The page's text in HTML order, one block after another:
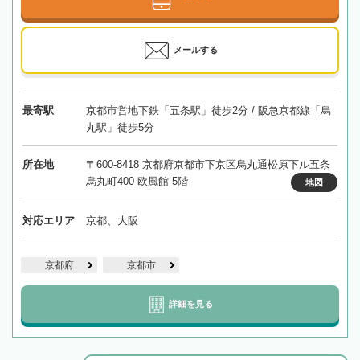
メールする
最寄駅
京都市営地下鉄「五条駅」徒歩2分 / 阪急京都線「烏
丸駅」徒歩5分
所在地
〒600-8418 京都府京都市下京区烏丸通松原下ル五条
烏丸町400 欧風館 5階
地図
対応エリア 京都、大阪
京都府 京都市
詳細を見る